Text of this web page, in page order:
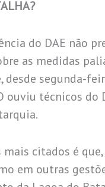
do DAE não
as medidas
desde segunda-
ouviu técnicos do
citados é que,
em outras